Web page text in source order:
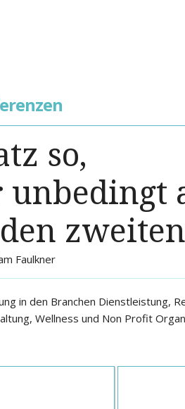
so,
unbedingt
den
Faulkner
in den Branchen Dienstleistung,
Wellness und Non Profit